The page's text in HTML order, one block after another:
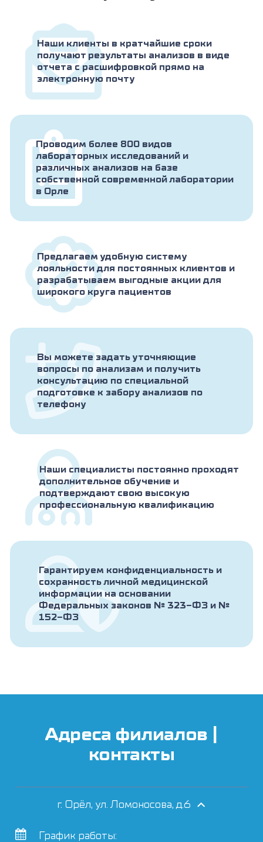
Наши клиенты в кратчайшие сроки
получают результаты анализов в виде
отчета с расшифровкой прямо на
электронную почту
Проводим более 800 видов
лабораторных исследований и
различных анализов на базе
собственной современной лаборатории
в Орле
Предлагаем удобную систему
лояльности для постоянных клиентов и
разрабатываем выгодные акции для
широкого круга пациентов
Вы можете задать уточняющие
вопросы по анализам и получить
консультацию по специальной
подготовке к забору анализов по
телефону
Наши специалисты постоянно проходят
дополнительное обучение и
подтверждают свою высокую
профессиональную квалификацию
Гарантируем конфиденциальность и
сохранность личной медицинской
информации на основании
Федеральных законов № 323-ФЗ и №
152-ФЗ
Адреса филиалов |
контакты
г. Орёл, ул. Ломоносова, д.6
График работы: